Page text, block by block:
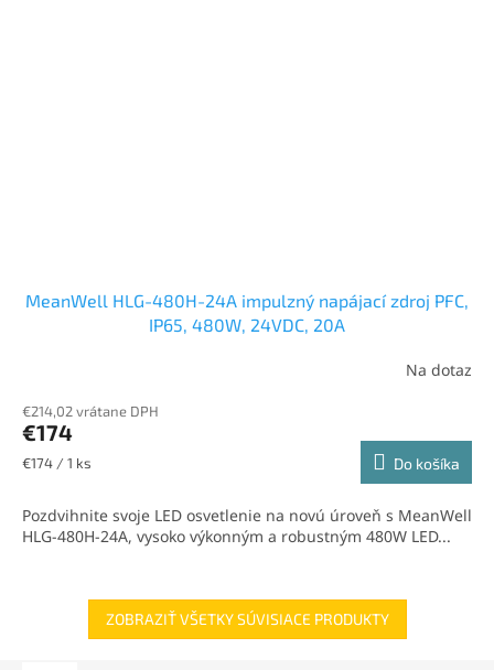
MeanWell HLG-480H-24A impulzný napájací zdroj PFC,
IP65, 480W, 24VDC, 20A
Na dotaz
€214,02 vrátane DPH
€174
Jednotková
€174 / 1 ks Do košíka
Pozdvihnite svoje LED osvetlenie na novú úroveň s MeanWell
HLG-480H-24A, vysoko výkonným a robustným 480W LED...
ZOBRAZIŤ VŠETKY SÚVISIACE PRODUKTY